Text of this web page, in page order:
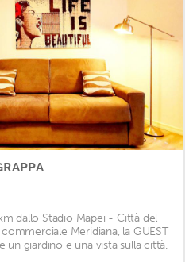
dallo Stadio Mapei - Città del
Meridiana, la GUEST
un giardino e una vista sulla città.